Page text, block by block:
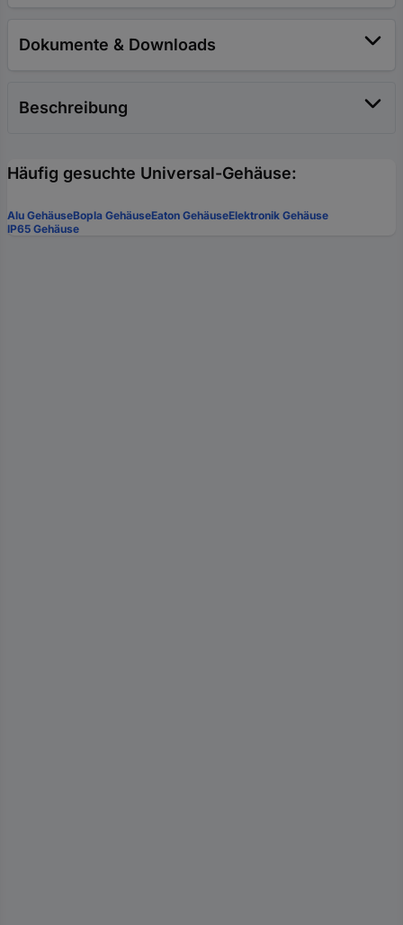
Dokumente & Downloads
Beschreibung
Häufig gesuchte Universal-Gehäuse:
Alu GehäuseBopla GehäuseEaton GehäuseElektronik Gehäuse
IP65 Gehäuse